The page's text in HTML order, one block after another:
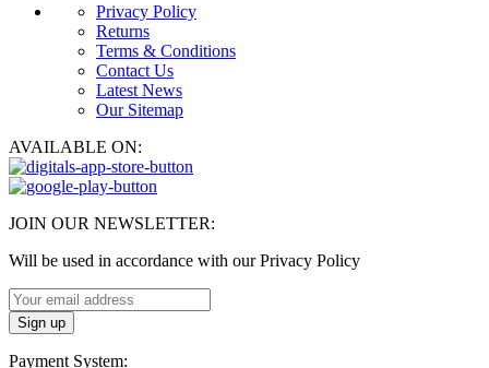
Privacy Policy
Returns
Terms & Conditions
Contact Us
Latest News
Our Sitemap
AVAILABLE ON:
JOIN OUR NEWSLETTER:
Will be used in accordance with our Privacy Policy
Payment System: